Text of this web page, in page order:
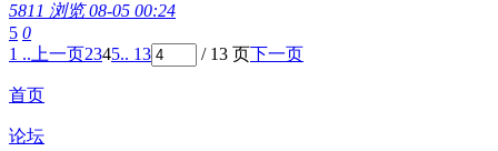
5811 浏览 08-05 00:24
5 0
1 ..上一页2345.. 13 / 13 页下一页
首页
论坛